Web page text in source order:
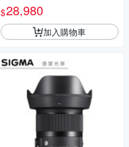
$28,980
加入購物車